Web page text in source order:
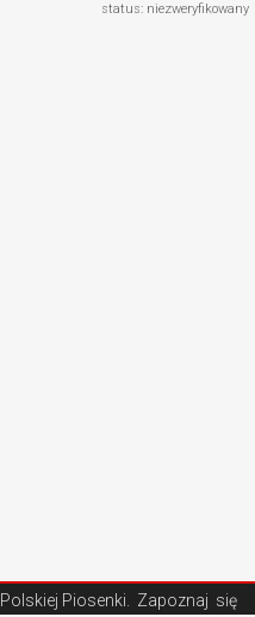
status: niezweryfikowany
Piosenki . Zapoznaj się